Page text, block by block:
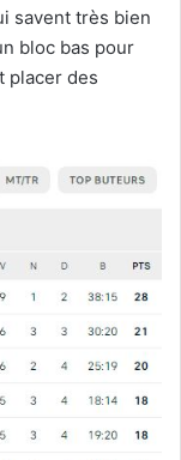
savent très bien
bloc bas pour
placer des